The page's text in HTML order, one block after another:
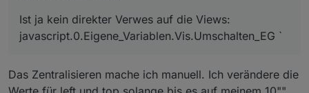
Ist ja kein direkter Verwes auf die Views:
javascript.0.Eigene_Variablen.Vis.Umschalten_EG `
Das Zentralisieren mache ich manuell. Ich verändere die